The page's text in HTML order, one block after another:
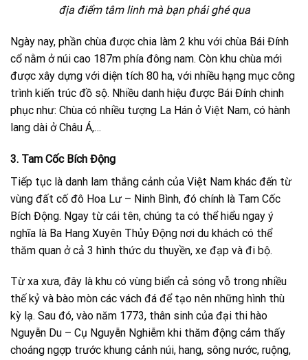
địa điểm tâm linh mà bạn phải ghé qua
Ngày nay, phần chùa được chia làm 2 khu với chùa Bái Đính
cổ nằm ở núi cao 187m phía đông nam. Còn khu chùa mới
được xây dựng với diện tích 80 ha, với nhiều hạng mục công
trình kiến trúc đồ sộ. Nhiều danh hiệu được Bái Đính chinh
phục như: Chùa có nhiều tượng La Hán ở Việt Nam, có hành
lang dài ở Châu Á,…
3. Tam Cốc Bích Động
Tiếp tục là danh lam thắng cảnh của Việt Nam khác đến từ
vùng đất cố đô Hoa Lư – Ninh Bình, đó chính là Tam Cốc
Bích Động. Ngay từ cái tên, chúng ta có thể hiểu ngay ý
nghĩa là Ba Hang Xuyên Thủy Động nơi du khách có thể
thăm quan ở cả 3 hình thức du thuyền, xe đạp và đi bộ.
Từ xa xưa, đây là khu có vùng biển cả sóng vỗ trong nhiều
thế kỷ và bào mòn các vách đá để tạo nên những hình thù
kỳ lạ. Sau đó, vào năm 1773, thân sinh của đại thi hào
Nguyễn Du – Cụ Nguyễn Nghiễm khi thăm động cảm thấy
choáng ngợp trước khung cảnh núi, hang, sông nước, ruộng,